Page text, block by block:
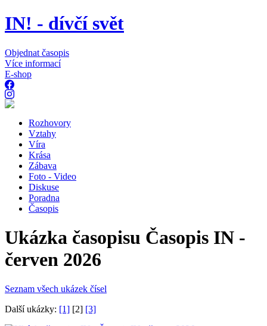
IN! - dívčí svět
Objednat časopis
Více informací
E-shop
Rozhovory
Vztahy
Víra
Krása
Zábava
Foto - Video
Diskuse
Poradna
Časopis
Ukázka časopisu Časopis IN -
červen 2026
Seznam všech ukázek čísel
Další ukázky: [1] [2] [3]